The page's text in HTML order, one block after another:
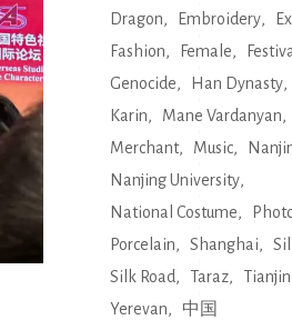
Dragon
Embroidery
Fashion
Female Festival
Genocide
Han Dynasty
Karin
Mane Vardanyan
Merchant
Music
Nanjing University
National Costume
Porcelain
Shanghai
Silk Road
Taraz Tianjin
Yerevan
中国